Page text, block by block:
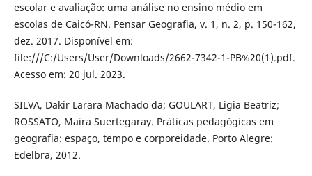
escolar e avaliação: uma análise no ensino médio em
escolas de Caicó-RN. Pensar Geografia, v. 1, n. 2, p. 150-162,
dez. 2017. Disponível em:
file:///C:/Users/User/Downloads/2662-7342-1-PB%20(1).pdf.
Acesso em: 20 jul. 2023.
SILVA, Dakir Larara Machado da; GOULART, Ligia Beatriz;
ROSSATO, Maira Suertegaray. Práticas pedagógicas em
geografia: espaço, tempo e corporeidade. Porto Alegre:
Edelbra, 2012.